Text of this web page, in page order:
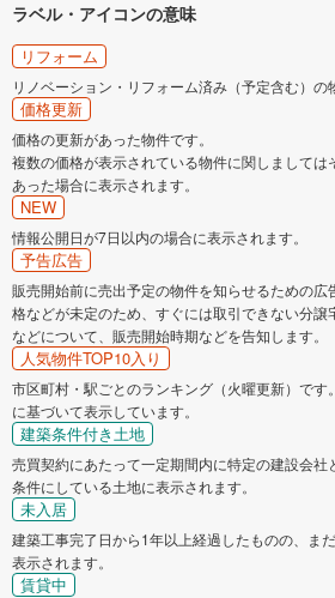
ラベル・アイコンの意味
リフォーム
リノベーション・リフォーム済み（予定含む）の
価格更新
価格の更新があった物件です。
複数の価格が表示されている物件に関しまして
あった場合に表示されます。
NEW
情報公開日が7日以内の場合に表示されます。
予告広告
販売開始前に売出予定の物件を知らせるための広
格などが未定のため、すぐには取引できない分譲
などについて、販売開始時期などを告知します。
人気物件TOP10入り
市区町村・駅ごとのランキング（火曜更新）で
に基づいて表示しています。
建築条件付き土地
売買契約にあたって一定期間内に特定の建設会社
条件にしている土地に表示されます。
未入居
建築工事完了日から1年以上経過したものの、ま
表示されます。
賃貸中